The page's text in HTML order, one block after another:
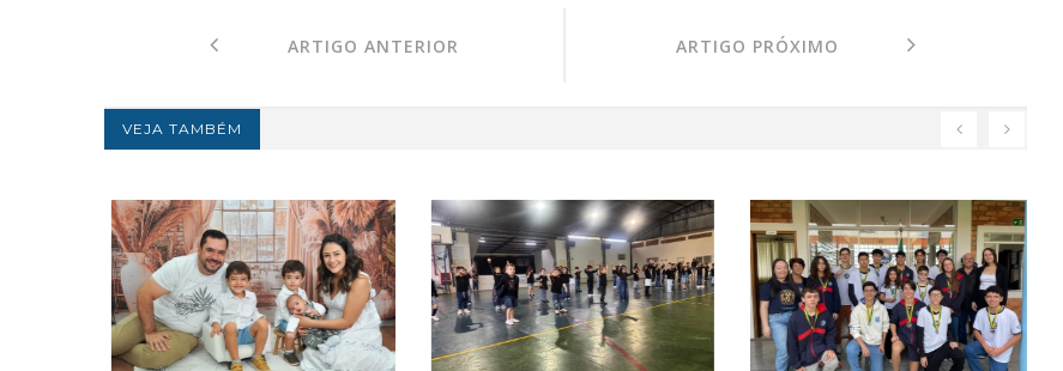
ARTIGO ANTERIOR ARTIGO PRÓXIMO
VEJA TAMBÉM